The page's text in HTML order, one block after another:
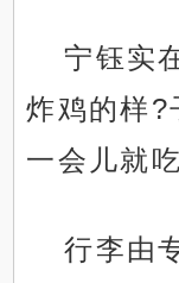
宁钰实
炸鸡的样?
一会儿就
行李由